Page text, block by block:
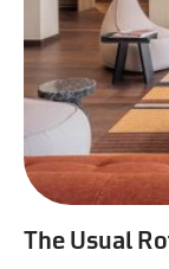
The Usual